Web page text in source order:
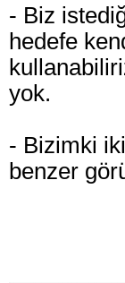
- Biz
hedefe
yok.
- Bizimki
benzer